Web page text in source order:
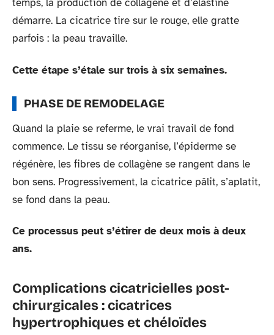
temps, la production de collagène et d’élastine
démarre. La cicatrice tire sur le rouge, elle gratte
parfois : la peau travaille.
Cette étape s’étale sur trois à six semaines.
PHASE DE REMODELAGE
Quand la plaie se referme, le vrai travail de fond
commence. Le tissu se réorganise, l’épiderme se
régénère, les fibres de collagène se rangent dans le
bon sens. Progressivement, la cicatrice pâlit, s’aplatit,
se fond dans la peau.
Ce processus peut s’étirer de deux mois à deux
ans.
Complications cicatricielles post-
chirurgicales : cicatrices
hypertrophiques et chéloïdes